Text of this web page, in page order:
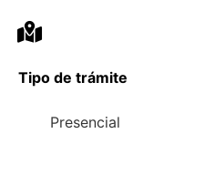
Tipo de trámite
Presencial